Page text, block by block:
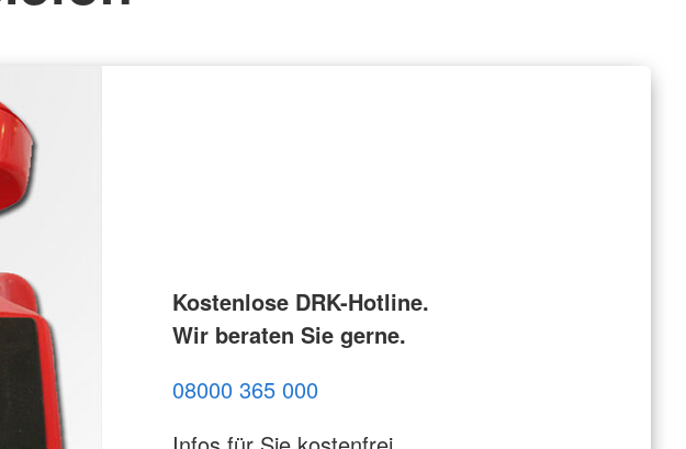
Kostenlose DRK-Hotline.
Wir beraten Sie gerne.
08000 365 000